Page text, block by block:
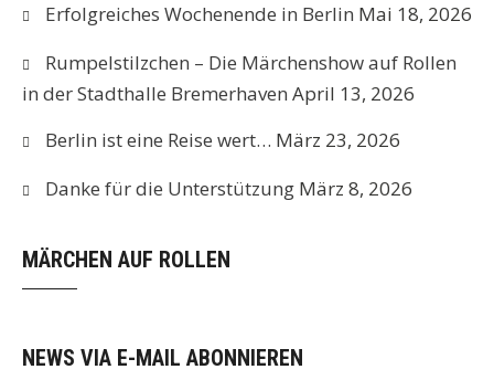
Erfolgreiches Wochenende in Berlin Mai 18, 2026
Rumpelstilzchen – Die Märchenshow auf Rollen
in der Stadthalle Bremerhaven April 13, 2026
Berlin ist eine Reise wert… März 23, 2026
Danke für die Unterstützung März 8, 2026
MÄRCHEN AUF ROLLEN
NEWS VIA E-MAIL ABONNIEREN